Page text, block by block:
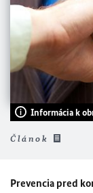
Informácia k
Článok
Prevencia pred